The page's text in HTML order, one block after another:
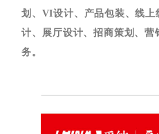
划、VI设计、产品包装、线
计、展厅设计、招商策划、营
务。